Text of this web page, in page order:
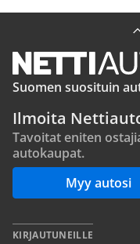
Suomen suosituin
Ilmoita
Tavoitat eniten
autokaupat.
Myy autosi
KIRJAUTUNEILLE